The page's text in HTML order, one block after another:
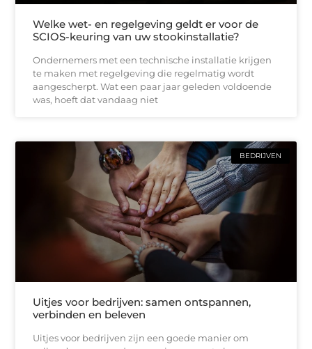
Welke wet- en regelgeving geldt er voor de
SCIOS-keuring van uw stookinstallatie?
Ondernemers met een technische installatie krijgen
te maken met regelgeving die regelmatig wordt
aangescherpt. Wat een paar jaar geleden voldoende
was, hoeft dat vandaag niet
BEDRIJVEN
Uitjes voor bedrijven: samen ontspannen,
verbinden en beleven
Uitjes voor bedrijven zijn een goede manier om